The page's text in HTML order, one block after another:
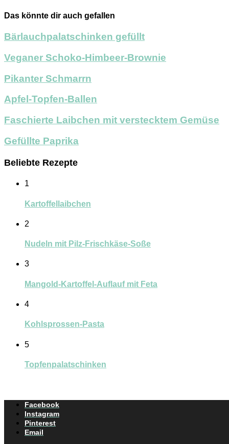
Das könnte dir auch gefallen
Bärlauchpalatschinken gefüllt
Veganer Schoko-Himbeer-Brownie
Pikanter Schmarrn
Apfel-Topfen-Ballen
Faschierte Laibchen mit verstecktem Gemüse
Gefüllte Paprika
Beliebte Rezepte
1
Kartoffellaibchen
2
Nudeln mit Pilz-Frischkäse-Soße
3
Mangold-Kartoffel-Auflauf mit Feta
4
Kohlsprossen-Pasta
5
Topfenpalatschinken
Facebook
Instagram
Pinterest
Email